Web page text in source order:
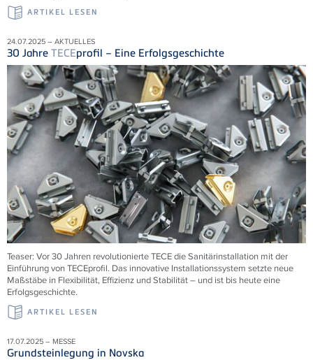
ARTIKEL LESEN
24.07.2025 – AKTUELLES
30 Jahre TECEprofil – Eine Erfolgsgeschichte
Teaser: Vor 30 Jahren revolutionierteTECEdie Sanitärinstallation mit der
Einführung vonTECEprofil. Das innovative Installationssystem setzte neue
Maßstäbe in Flexibilität, Effizienz und Stabilität – und ist bis heute eine
Erfolgsgeschichte.
ARTIKEL LESEN
17.07.2025 – MESSE
Grundsteinlegung in Novska